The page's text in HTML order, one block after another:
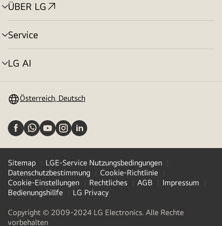
ÜBER LG
Menü
umschalten
Service
Menü
umschalten
LG AI
Menü
Österreich, Deutsch
Sitemap
LGE-Service Nutzungsbedingungen
Datenschutzbestimmung
Cookie-Richtlinie
Cookie-Einstellungen
Rechtliches AGB
Impressum
Bedienungshillfe
LG Privacy
Copyright © 2009-2024 LG Electronics. Alle Rechte
vorbehalten